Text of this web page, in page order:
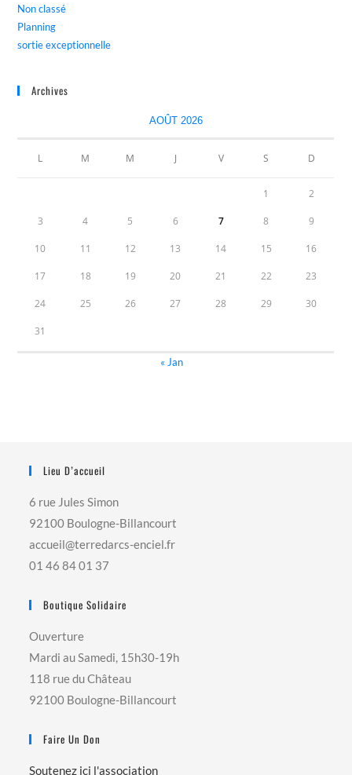
Non classé
Planning
sortie exceptionnelle
Archives
AOÛT 2026
L M M J V S D
1 2
3 4 5 6 7 8 9
10 11 12 13 14 15 16
17 18 19 20 21 22 23
24 25 26 27 28 29 30
31
« Jan
Lieu D’accueil
6 rue Jules Simon
92100 Boulogne-Billancourt
accueil@terredarcs-enciel.fr
01 46 84 01 37
Boutique Solidaire
Ouverture
Mardi au Samedi, 15h30-19h
118 rue du Château
92100 Boulogne-Billancourt
Faire Un Don
Soutenez ici l'association